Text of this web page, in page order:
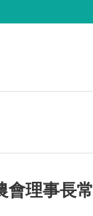
會理事長